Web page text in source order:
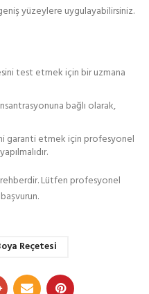
yüzeylere uygulayabilirsiniz.
test etmek için bir uzmana
bağlı olarak,
garanti etmek için profesyonel
Lütfen profesyonel
Reçetesi